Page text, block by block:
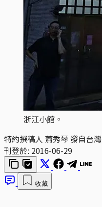
浙江小館。
特約撰稿人 蕭秀琴 發自台灣
刊登於: 2016-06-29
收藏